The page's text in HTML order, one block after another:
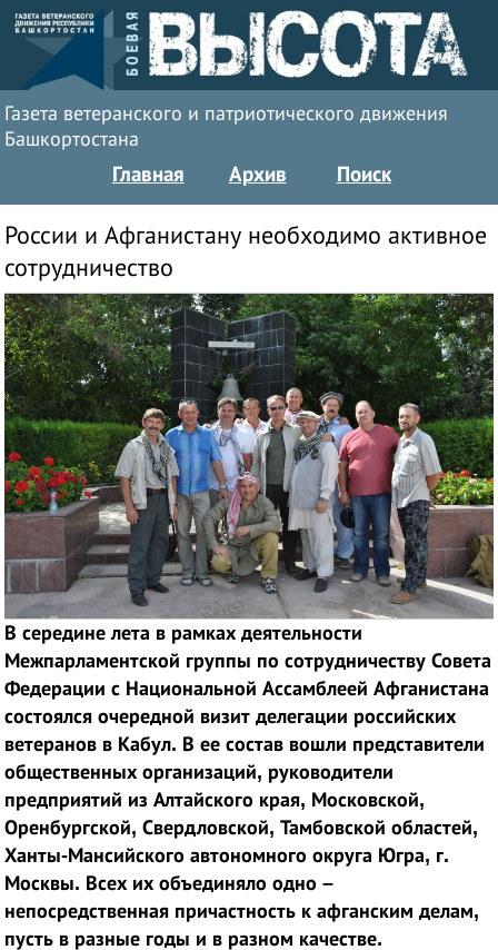
Газета ветеранского и патриотического движения
Башкортостана
Главная Архив Поиск
России и Афганистану необходимо активное
сотрудничество
В середине лета в рамках деятельности
Межпарламентской группы по сотрудничеству Совета
Федерации с Национальной Ассамблеей Афганистана
состоялся очередной визит делегации российских
ветеранов в Кабул. В ее состав вошли представители
общественных организаций, руководители
предприятий из Алтайского края, Московской,
Оренбургской, Свердловской, Тамбовской областей,
Ханты-Мансийского автономного округа Югра, г.
Москвы. Всех их объединяло одно –
непосредственная причастность к афганским делам,
пусть в разные годы и в разном качестве.